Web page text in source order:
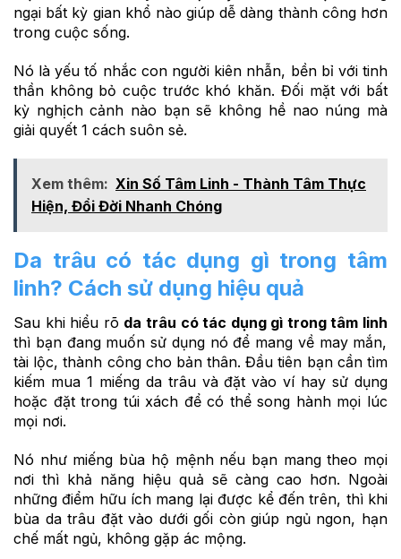
ngại bất kỳ gian khổ nào giúp dễ dàng thành công hơn
trong cuộc sống.
Nó là yếu tố nhắc con người kiên nhẫn, bền bỉ với tinh
thần không bỏ cuộc trước khó khăn. Đối mặt với bất
kỳ nghịch cảnh nào bạn sẽ không hề nao núng mà
giải quyết 1 cách suôn sẻ.
Xem thêm: Xin Số Tâm Linh - Thành Tâm Thực
Hiện, Đổi Đời Nhanh Chóng
Da trâu có tác dụng gì trong tâm
linh? Cách sử dụng hiệu quả
Sau khi hiểu rõ da trâu có tác dụng gì trong tâm linh
thì bạn đang muốn sử dụng nó để mang về may mắn,
tài lộc, thành công cho bản thân. Đầu tiên bạn cần tìm
kiếm mua 1 miếng da trâu và đặt vào ví hay sử dụng
hoặc đặt trong túi xách để có thể song hành mọi lúc
mọi nơi.
Nó như miếng bùa hộ mệnh nếu bạn mang theo mọi
nơi thì khả năng hiệu quả sẽ càng cao hơn. Ngoài
những điểm hữu ích mang lại được kể đến trên, thì khi
bùa da trâu đặt vào dưới gối còn giúp ngủ ngon, hạn
chế mất ngủ, không gặp ác mộng.